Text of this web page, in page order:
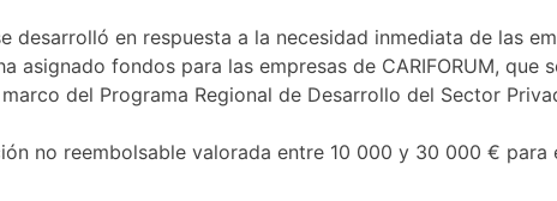
desarrolló en respuesta a la necesidad inmediata de las
asignado fondos para las empresas de CARIFORUM,
del Programa Regional de Desarrollo del Sector
no reembolsable valorada entre 10 000 y 30 000 €